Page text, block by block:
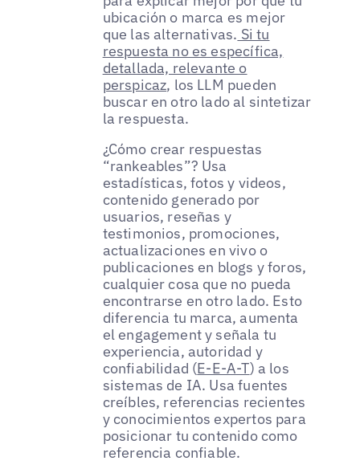
ubicación o marca es mejor
que las alternativas. Si tu
respuesta no es específica,
detallada, relevante o
perspicaz, los LLM pueden
buscar en otro lado al sintetizar
la respuesta.
¿Cómo crear respuestas
“rankeables”? Usa
estadísticas, fotos y videos,
contenido generado por
usuarios, reseñas y
testimonios, promociones,
actualizaciones en vivo o
publicaciones en blogs y foros,
cualquier cosa que no pueda
encontrarse en otro lado. Esto
diferencia tu marca, aumenta
el engagement y señala tu
experiencia, autoridad y
confiabilidad (E-E-A-T) a los
sistemas de IA. Usa fuentes
creíbles, referencias recientes
y conocimientos expertos para
posicionar tu contenido como
referencia confiable.